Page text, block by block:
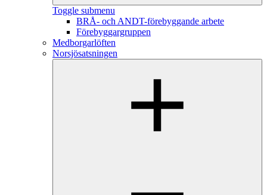
Toggle submenu
BRÅ- och ANDT-förebyggande arbete
Förebyggargruppen
Medborgarlöften
Norsjösatsningen